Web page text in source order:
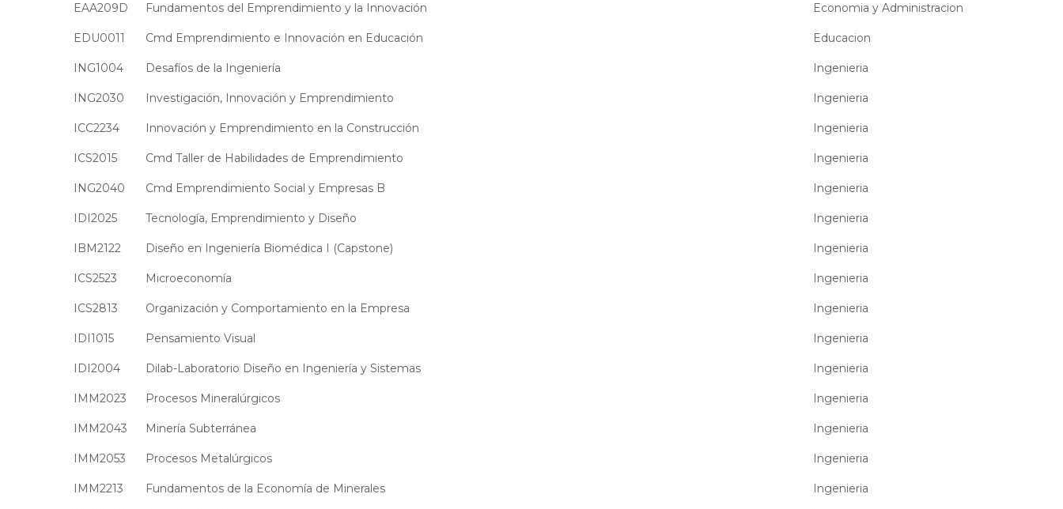
EAA209D Fundamentos del Emprendimiento y la Innovación Economia y Administracion
EDU0011 Cmd Emprendimiento e Innovación en Educación Educacion
ING1004 Desafíos de la Ingeniería Ingenieria
ING2030 Investigación, Innovación y Emprendimiento Ingenieria
ICC2234 Innovación y Emprendimiento en la Construcción Ingenieria
ICS2015 Cmd Taller de Habilidades de Emprendimiento Ingenieria
ING2040 Cmd Emprendimiento Social y Empresas B Ingenieria
IDI2025 Tecnología, Emprendimiento y Diseño Ingenieria
IBM2122 Diseño en Ingeniería Biomédica I (Capstone) Ingenieria
ICS2523 Microeconomía Ingenieria
ICS2813 Organización y Comportamiento en la Empresa Ingenieria
IDI1015 Pensamiento Visual Ingenieria
IDI2004 Dilab-Laboratorio Diseño en Ingeniería y Sistemas Ingenieria
IMM2023 Procesos Mineralúrgicos Ingenieria
IMM2043 Minería Subterránea Ingenieria
IMM2053 Procesos Metalúrgicos Ingenieria
IMM2213 Fundamentos de la Economía de Minerales Ingenieria